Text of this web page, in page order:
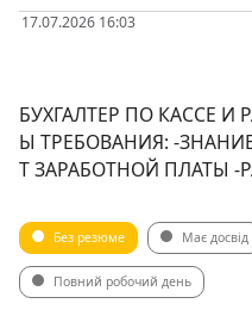
17.07.2026 16:03
БУХГАЛТЕР ПО КАССЕ И
Ы ТРЕБОВАНИЯ: -
Т ЗАРАБОТНОЙ ПЛАТЫ -
Без резюме Має досвід
Повний робочий день